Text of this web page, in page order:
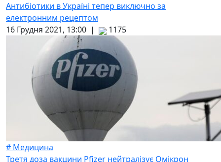
Антибіотики в Україні тепер виключно за
електронним рецептом
16 Грудня 2021, 13:00 |
1175
# Медицина
Третя доза вакцини Pfizer нейтралізує Омікрон